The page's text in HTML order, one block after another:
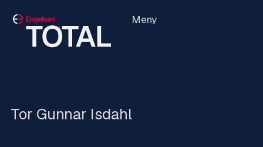
Meny
Tor Gunnar Isdahl